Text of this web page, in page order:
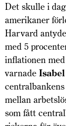
Det skulle i
amerikaner
Harvard
med 5
inflationen
varnade
mellan
som fått